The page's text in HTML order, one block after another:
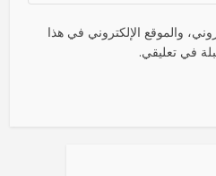
والموقع الإلكتروني في هذا
في تعليقي.